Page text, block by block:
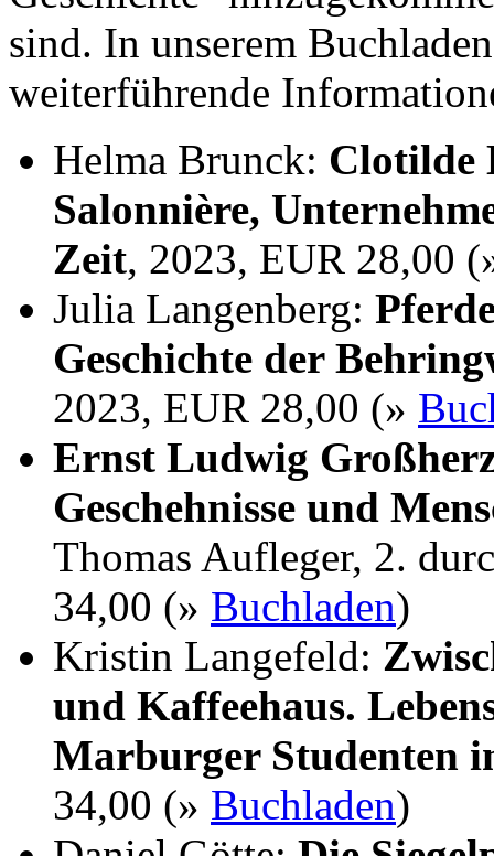
sind. In unserem
weiterführende
Helma Brunck: Clotilde
Salonnière,
Zeit, 2023, EUR 28,00
Julia Langenberg:
Geschichte der
2023, EUR 28,00 (»
Ernst Ludwig
Geschehnisse und
Thomas Aufleger, 2.
34,00 (» Buchladen)
Kristin Langefeld:
und Kaffeehaus.
Marburger Studenten
34,00 (» Buchladen)